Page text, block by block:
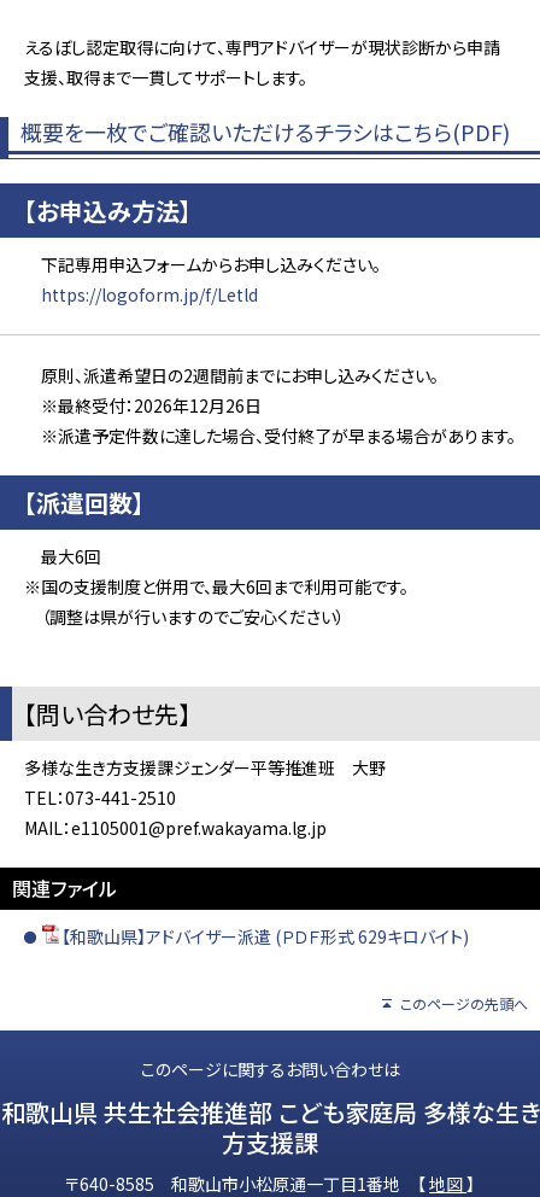
えるぼし認定取得に向けて、専門アドバイザーが現状診断から申請
支援、取得まで一貫してサポートします。
概要を一枚でご確認いただけるチラシはこちら(PDF)
【お申込み方法】
下記専用申込フォームからお申し込みください。
https://logoform.jp/f/Letld
原則、派遣希望日の2週間前までにお申し込みください。
※最終受付：2026年12月26日
※派遣予定件数に達した場合、受付終了が早まる場合があります。
【派遣回数】
最大6回
※国の支援制度と併用で、最大6回まで利用可能です。
（調整は県が行いますのでご安心ください）
【問い合わせ先】
多様な生き方支援課ジェンダー平等推進班 大野
TEL：073-441-2510
MAIL：e1105001@pref.wakayama.lg.jp
関連ファイル
【和歌山県】アドバイザー派遣 (ＰＤＦ形式 629キロバイト)
このページの先頭へ
このページに関するお問い合わせは
和歌山県 共生社会推進部 こども家庭局 多様な生き
方支援課
〒640-8585 和歌山市小松原通一丁目1番地 【地図】